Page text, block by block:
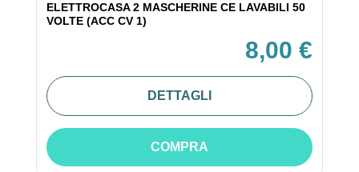
ELETTROCASA 2 MASCHERINE CE LAVABILI 50
VOLTE (ACC CV 1)
8,00 €
DETTAGLI
COMPRA